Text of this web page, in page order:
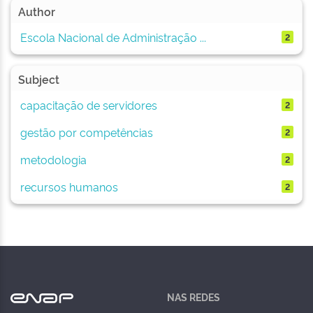
Author
Escola Nacional de Administração ...
2
Subject
capacitação de servidores
2
gestão por competências 2
metodologia 2
recursos humanos 2
NAS REDES